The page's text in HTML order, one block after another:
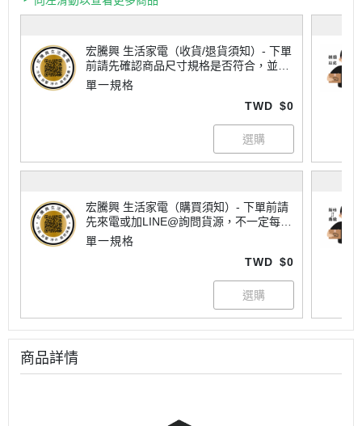
宏騰興 生活家電（收貨/退貨須知）- 下單
前請先確認商品尺寸規格是否符合，並查
看所有注意事項喔！
單一規格
TWD $0
宏騰興 生活家電（購買須知）- 下單前請
先來電或加LINE@詢問貨源，不一定每樣
商品都有現貨喔！大家電有配送地區限制
請詢問運費，不一定每個商品都免運唷~
單一規格
TWD $0
商品詳情